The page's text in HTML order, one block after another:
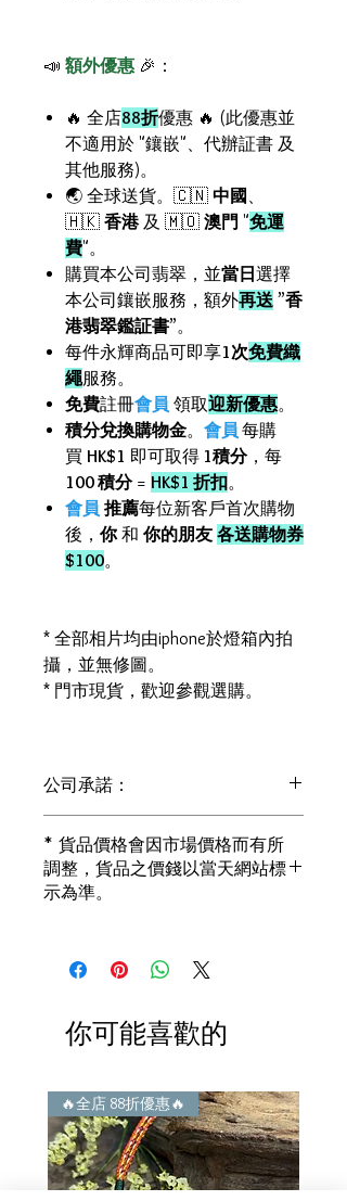
📣 額外優惠 🎉：
🔥 全店88折優惠 🔥 (此優惠並
不適用於 "鑲嵌"、代辦証書 及
其他服務)。
🌏 全球送貨。🇨🇳 中國 、
🇭🇰 香港及 🇲🇴 澳門 "免運
費"。
購買本公司翡翠，並當日 選擇
本公司鑲嵌服務，額外再送 ”香
港翡翠鑑証書”。
每件永輝商品可即享1次免費織
繩服務。
免費註冊會員 領取迎新優惠。
積分兌換購物金。 會員 每購
買 HK$1 即可取得 1積分，每
100 積分= HK$1 折扣。
會員 推薦每位新客戶首次購物
後， 你和 你的朋友 各送購物券
$100。
* 全部相片均由iphone於燈箱內拍
攝，並無修圖。
* 門市現貨，歡迎參觀選購。
公司承諾：
冇加色！冇化妝！
i) 所有已鑲玉器珠寶丶玉鐲丶擺件皆 奉
送 [香港翡翠鑑証書]
i) 成色足。冇鍍金！冇包金！冇假金！
3) 顧客所花費一分一毫全部都是珠寶本
i) 無佣金！無租金！無買手費！真真正
正行內批發價。
謝絕紙上談兵。
* 貨品價格會因市場價格而有所
調整，貨品之價錢以當天網站標
示為準。
你可能喜歡的
🔥全店 88折優惠🔥